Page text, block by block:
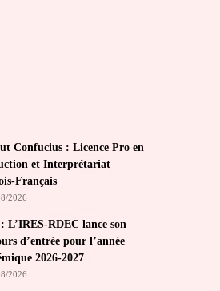
Confucius : Licence Pro en
et Interprétariat
Français
2026
L’IRES-RDEC lance son
d’entrée pour l’année
2026-2027
2026